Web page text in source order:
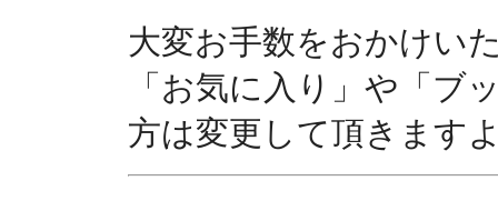
大変お手数をおかけい
「お気に入り」や「ブ
方は変更して頂きます